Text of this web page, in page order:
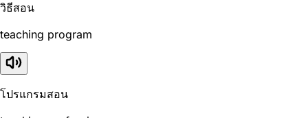
วิธีสอน
teaching program
โปรแกรมสอน